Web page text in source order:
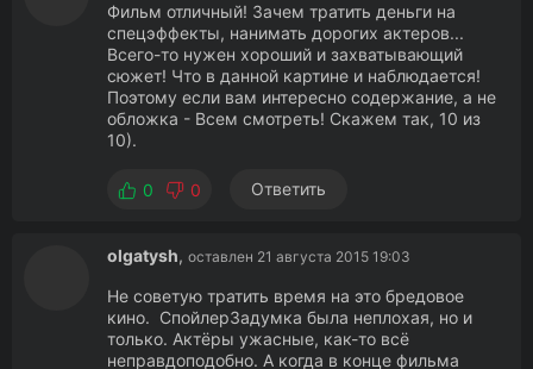
Фильм отличный! Зачем тратить деньги на
спецэффекты, нанимать дорогих актеров...
Всего-то нужен хороший и захватывающий
сюжет! Что в данной картине и наблюдается!
Поэтому если вам интересно содержание, а не
обложка - Всем смотреть! Скажем так, 10 из
10).
0 0 Ответить
olgatysh, оставлен 21 августа 2015 19:03
Не советую тратить время на это бредовое
кино. СпойлерЗадумка была неплохая, но и
только. Актёры ужасные, как-то всё
неправдоподобно. А когда в конце фильма